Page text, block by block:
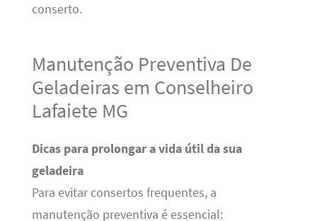
conserto.
Manutenção Preventiva De
Geladeiras em Conselheiro
Lafaiete MG
Dicas para prolongar a vida útil da sua
geladeira
Para evitar consertos frequentes, a
manutenção preventiva é essencial: